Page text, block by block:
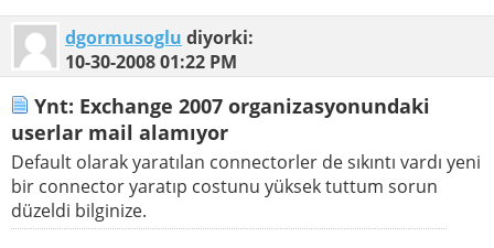
dgormusoglu diyorki:
10-30-200801:22 PM
Ynt: Exchange 2007 organizasyonundaki
userlar mail alamıyor
Default olarak yaratılan connectorler de sıkıntı vardı yeni
bir connector yaratıp costunu yüksek tuttum sorun
düzeldi bilginize.